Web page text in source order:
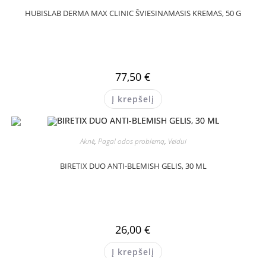
HUBISLAB DERMA MAX CLINIC ŠVIESINAMASIS KREMAS, 50 G
77,50 €
Į krepšelį
Aknė, Pagal odos problemą, Veidui
BIRETIX DUO ANTI-BLEMISH GELIS, 30 ML
26,00 €
Į krepšelį